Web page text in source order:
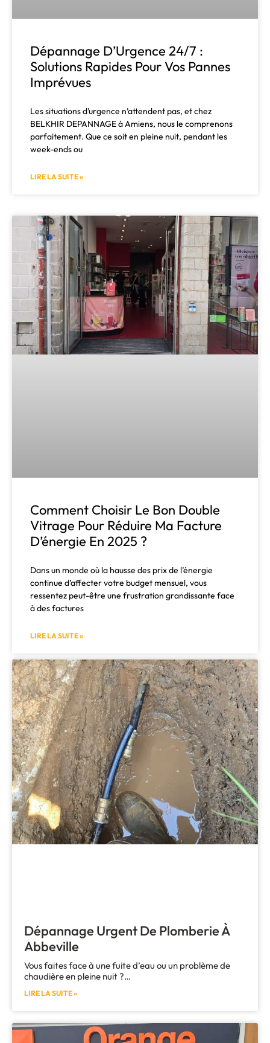
Dépannage D’Urgence 24/7 :
Solutions Rapides Pour Vos Pannes
Imprévues
Les situations d’urgence n’attendent pas, et chez
BELKHIR DEPANNAGE à Amiens, nous le comprenons
parfaitement. Que ce soit en pleine nuit, pendant les
week-ends ou
LIRE LA SUITE »
Comment Choisir Le Bon Double
Vitrage Pour Réduire Ma Facture
D’énergie En 2025 ?
Dans un monde où la hausse des prix de l’énergie
continue d’affecter votre budget mensuel, vous
ressentez peut-être une frustration grandissante face
à des factures
LIRE LA SUITE »
Dépannage Urgent De Plomberie À
Abbeville
Vous faites face à une fuite d’eau ou un problème de
chaudière en pleine nuit ?…
LIRE LA SUITE »